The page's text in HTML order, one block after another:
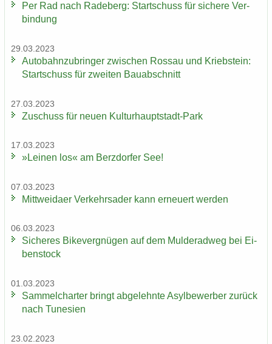
Per Rad nach Ra­de­berg: Start­schuss für si­che­re Ver­
bin­dung
29.03.2023
Au­to­bahn­zu­brin­ger zwi­schen Ros­sau und Krieb­stein:
Start­schuss für zwei­ten Bau­ab­schnitt
27.03.2023
Zu­schuss für neuen Kulturhauptstadt-​Park
17.03.2023
»Lei­nen los« am Berz­dor­fer See!
07.03.2023
Mitt­wei­da­er Ver­kehrs­ader kann er­neu­ert wer­den
06.03.2023
Si­che­res Bi­ke­ver­gnü­gen auf dem Mul­derad­weg bei Ei­
ben­stock
01.03.2023
Sam­mel­char­ter bringt ab­ge­lehn­te Asyl­be­wer­ber zu­rück
nach Tu­ne­si­en
23.02.2023